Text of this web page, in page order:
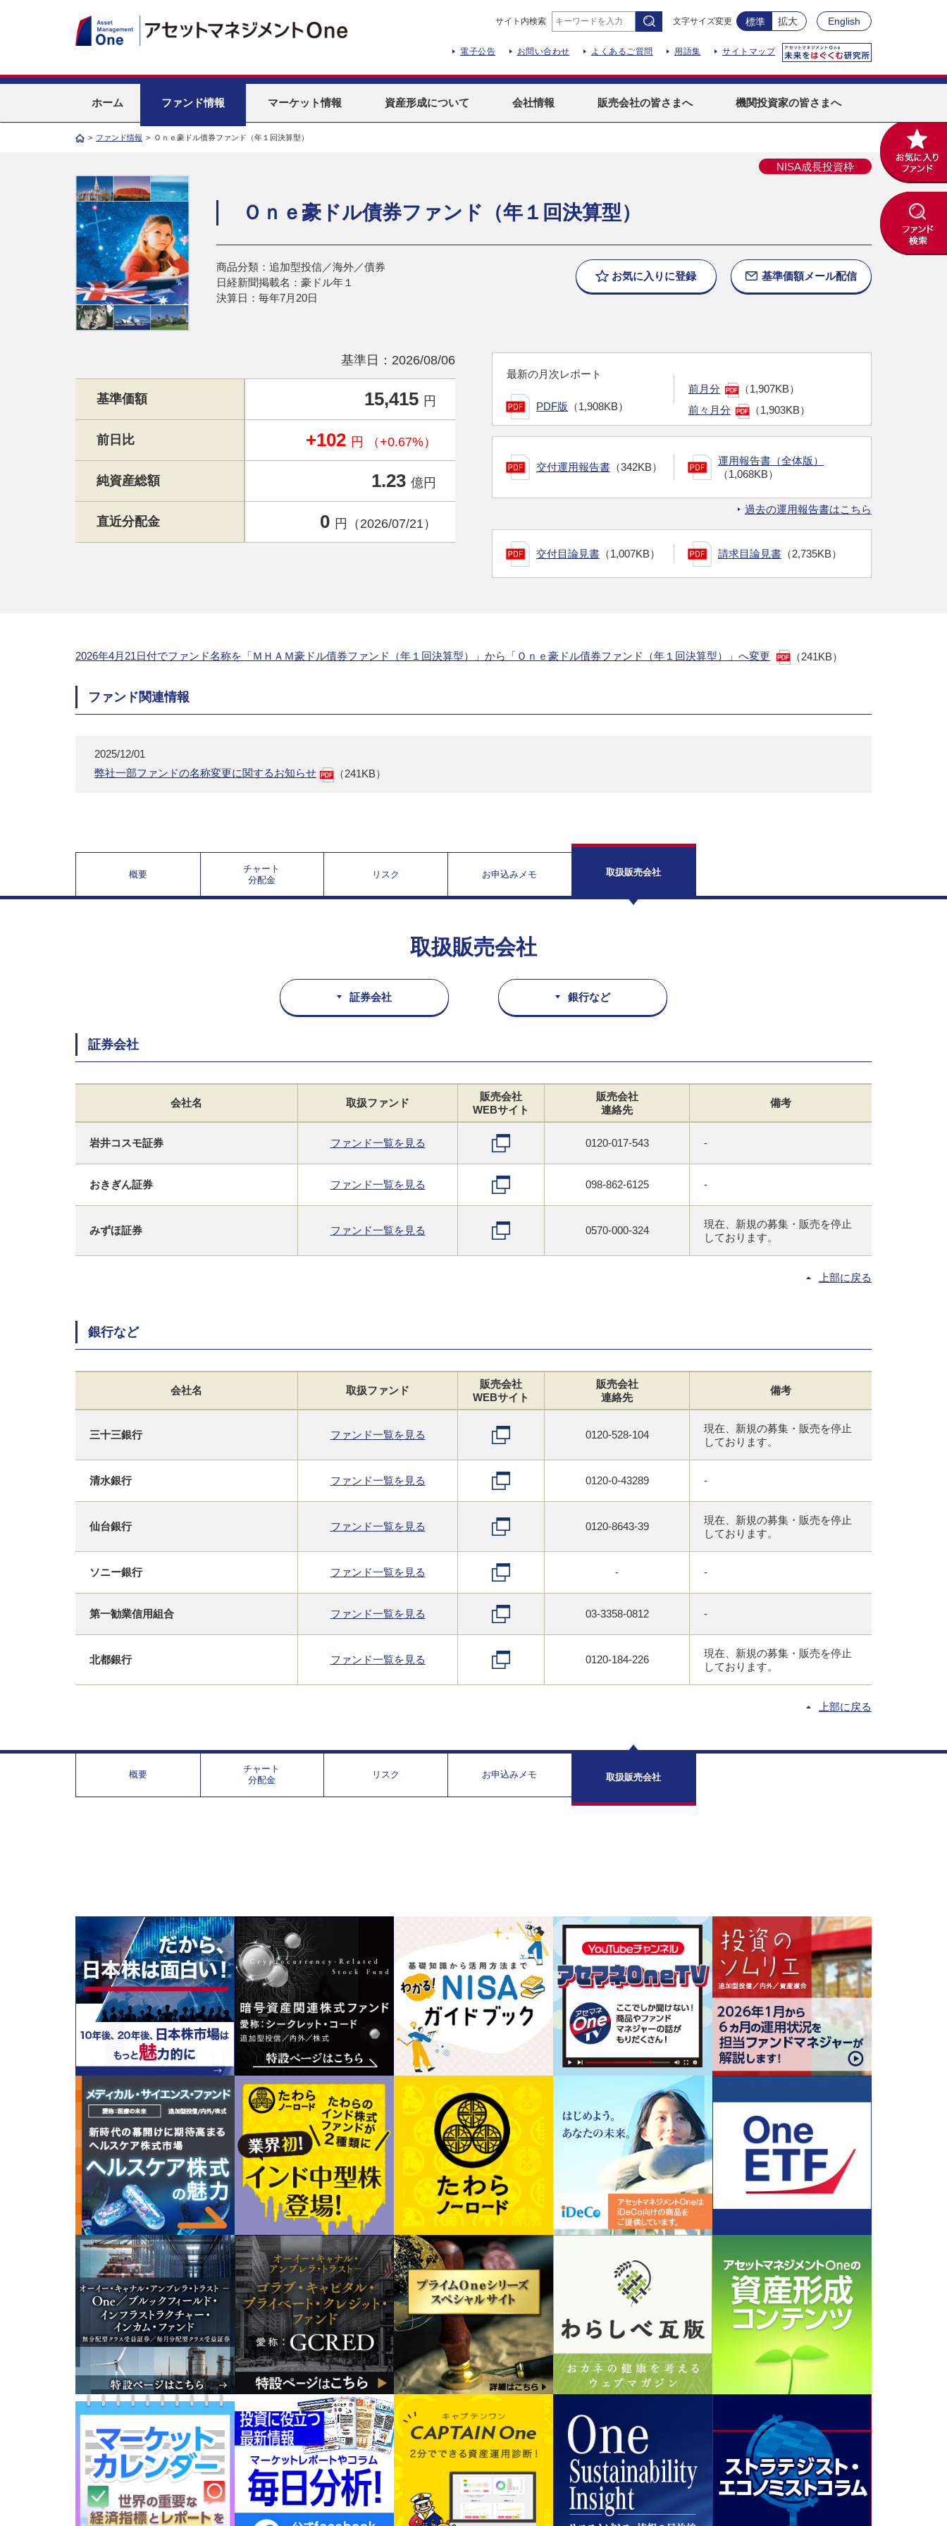
サイト内検索 文字サイズ変更 標準 拡大 English
電子公告 お問い合わせ よくあるご質問 用語集 サイトマップ
ホーム ファンド情報 マーケット情報 資産形成について 会社情報 販売会社の皆さまへ 機関投資家の皆さまへ
> ファンド情報 > Ｏｎｅ豪ドル債券ファンド（年１回決算型）
NISA成長投資枠
Ｏｎｅ豪ドル債券ファンド（年１回決算型）
商品分類：追加型投信／海外／債券
日経新聞掲載名：豪ドル年１
決算日：毎年7月20日
お気に入りに登録 基準価額メール配信
基準日：2026/08/06
基準価額 15,415 円
前日比 +102 円 （+0.67%）
純資産総額 1.23 億円
直近分配金 0 円（2026/07/21）
最新の月次レポート
PDF版 （1,908KB）
前月分
（1,907KB）
前々月分
（1,903KB）
交付運用報告書 （342KB）
運用報告書（全体版）
（1,068KB）
過去の運用報告書はこちら
交付目論見書 （1,007KB） 請求目論見書 （2,735KB）
2026年4月21日付でファンド名称を「ＭＨＡＭ豪ドル債券ファンド（年１回決算型）」から「Ｏｎｅ豪ドル債券ファンド（年１回決算型）」へ変更 （241KB）
ファンド関連情報
2025/12/01
弊社一部ファンドの名称変更に関するお知らせ
（241KB）
概要
チャート
分配金
リスク お申込みメモ 取扱販売会社
取扱販売会社
証券会社 銀行など
証券会社
会社名 取扱ファンド
販売会社
WEBサイト
販売会社
連絡先
備考
岩井コスモ証券 ファンド一覧を見る 0120-017-543 -
おきぎん証券 ファンド一覧を見る 098-862-6125 -
みずほ証券 ファンド一覧を見る 0570-000-324
現在、新規の募集・販売を停止
しております。
上部に戻る
銀行など
会社名 取扱ファンド
販売会社
WEBサイト
販売会社
連絡先
備考
三十三銀行 ファンド一覧を見る 0120-528-104
現在、新規の募集・販売を停止
しております。
清水銀行 ファンド一覧を見る 0120-0-43289 -
仙台銀行 ファンド一覧を見る 0120-8643-39
現在、新規の募集・販売を停止
しております。
ソニー銀行 ファンド一覧を見る - -
第一勧業信用組合 ファンド一覧を見る 03-3358-0812 -
北都銀行 ファンド一覧を見る 0120-184-226
現在、新規の募集・販売を停止
しております。
上部に戻る
概要
チャート
分配金
リスク お申込みメモ 取扱販売会社